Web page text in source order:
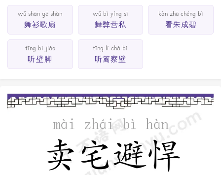
wǔ shān gē shàn
舞衫歌扇
wǔ bì yíng sī
舞弊营私
kàn zhū chéng bì
看朱成碧
tīng bì jiǎo
听壁脚
tīng lí chá bì
听篱察壁